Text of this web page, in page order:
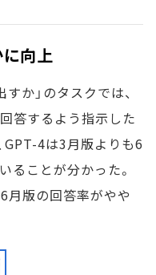
向上
か」のタスクでは、
答するよう指示した
GPT-4は3月版よりも6
ることが分かった。
月版の回答率がやや